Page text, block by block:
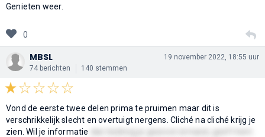
Genieten weer.
0
MBSL
74 berichten 140 stemmen
19 november 2022, 18:55 uur
Vond de eerste twee delen prima te pruimen maar dit is
verschrikkelijk slecht en overtuigt nergens. Cliché na cliché krijg je
zien. Wil je informatie